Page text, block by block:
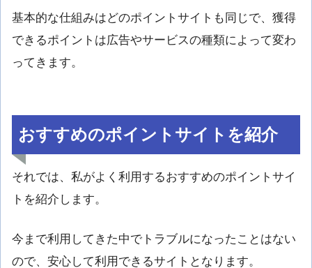
基本的な仕組みはどのポイントサイトも同じで、獲得
できるポイントは広告やサービスの種類によって変わ
ってきます。
おすすめのポイントサイトを紹介
それでは、私がよく利用するおすすめのポイントサイ
トを紹介します。
今まで利用してきた中でトラブルになったことはない
ので、安心して利用できるサイトとなります。